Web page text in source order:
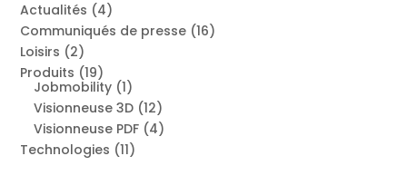
Actualités (4)
Communiqués de presse (16)
Loisirs (2)
Produits (19)
Jobmobility (1)
Visionneuse 3D (12)
Visionneuse PDF (4)
Technologies (11)